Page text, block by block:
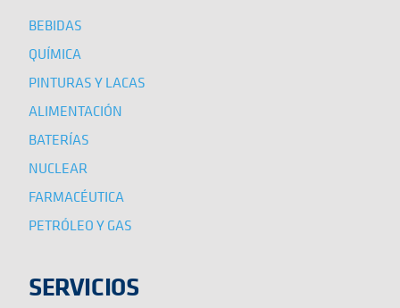
BEBIDAS
QUÍMICA
PINTURAS Y LACAS
ALIMENTACIÓN
BATERÍAS
NUCLEAR
FARMACÉUTICA
PETRÓLEO Y GAS
SERVICIOS